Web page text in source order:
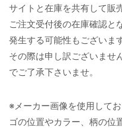
サイトと在庫を共有して販
ご注文受付後の在庫確認と
発生する可能性もございます
その際は申し訳ございませ
でご了承下さいませ。
※メーカー画像を使用して
ゴの位置やカラー、柄の位